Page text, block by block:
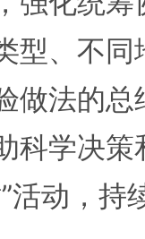
型、不
做法的
科学决
活动，持